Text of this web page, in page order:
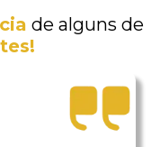
de alguns de